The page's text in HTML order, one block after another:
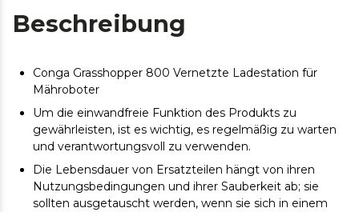
Beschreibung
Conga Grasshopper 800 Vernetzte Ladestation für
Mähroboter
Um die einwandfreie Funktion des Produkts zu
gewährleisten, ist es wichtig, es regelmäßig zu warten
und verantwortungsvoll zu verwenden.
Die Lebensdauer von Ersatzteilen hängt von ihren
Nutzungsbedingungen und ihrer Sauberkeit ab; sie
sollten ausgetauscht werden, wenn sie sich in einem